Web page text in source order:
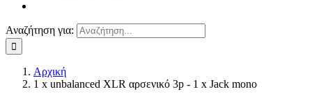
Αναζήτηση για:
Αρχική
1 x unbalanced XLR αρσενικό 3p - 1 x Jack mono